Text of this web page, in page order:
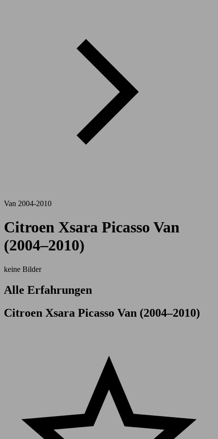
Van 2004-2010
Citroen Xsara Picasso Van
(2004–2010)
keine Bilder
Alle Erfahrungen
Citroen Xsara Picasso Van (2004–2010)